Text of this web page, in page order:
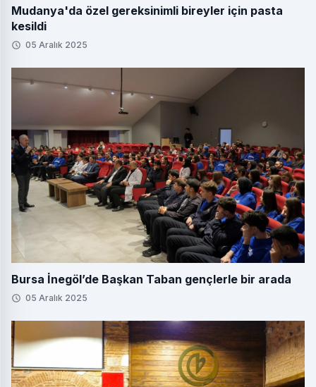
Mudanya'da özel gereksinimli bireyler için pasta
kesildi
05 Aralık 2025
Bursa İnegöl’de Başkan Taban gençlerle bir arada
05 Aralık 2025